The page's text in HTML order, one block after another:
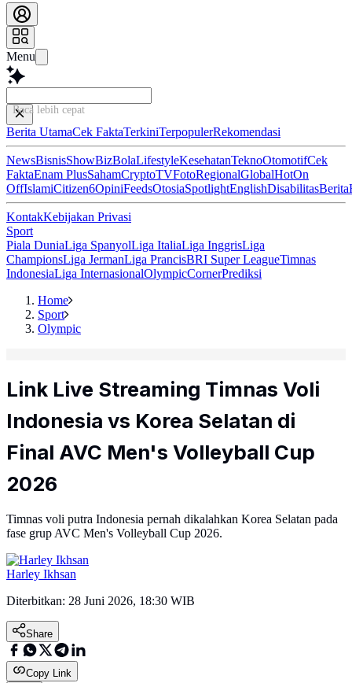
Menu
Baca lebih cepat...
Berita UtamaCek FaktaTerkiniTerpopulerRekomendasi
NewsBisnisShowBizBolaLifestyleKesehatanTeknoOtomotifCek
FaktaEnam PlusSahamCryptoTVFotoRegionalGlobalHotOn
OffIslamiCitizen6OpiniFeedsOtosiaSpotlightEnglishDisabilitasBerita
KontakKebijakan Privasi
Sport
Piala DuniaLiga SpanyolLiga ItaliaLiga InggrisLiga
ChampionsLiga JermanLiga PrancisBRI Super LeagueTimnas
IndonesiaLiga InternasionalOlympicCornerPrediksi
Home
Sport
Olympic
Link Live Streaming Timnas Voli
Indonesia vs Korea Selatan di
Final AVC Men's Volleyball Cup
2026
Timnas voli putra Indonesia pernah dikalahkan Korea Selatan pada
fase grup AVC Men's Volleyball Cup 2026.
Harley Ikhsan
Diterbitkan: 28 Juni 2026, 18:30 WIB
Share
Copy Link